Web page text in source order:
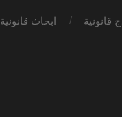
قانونية ابحاث قانونية